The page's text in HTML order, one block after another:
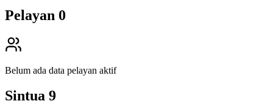
Pelayan 0
Belum ada data pelayan aktif
Sintua 9